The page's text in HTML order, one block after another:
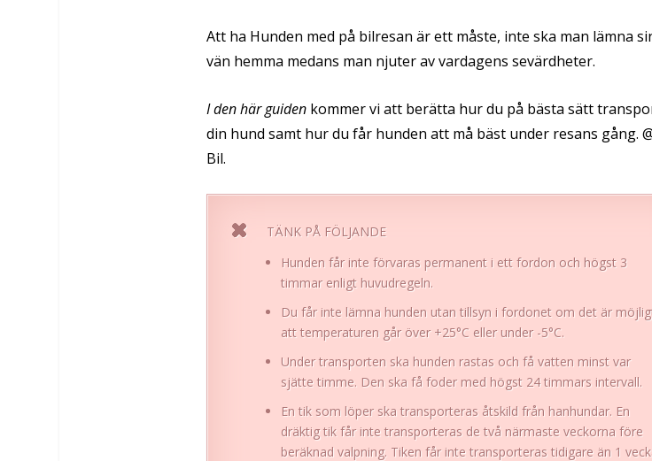
Att ha Hunden med på bilresan är ett måste, inte ska man lämna
vän hemma medans man njuter av vardagens sevärdheter.
I den här guidenkommer vi att berätta hur du på bästa sätt
din hund samt hur du får hunden att må bäst under resans gång.
Bil.
TÄNK PÅ FÖLJANDE
Hunden får inte förvaras permanent i ett fordon och högst 3
timmar enligt huvudregeln.
Du får inte lämna hunden utan tillsyn i fordonet om det är
att temperaturen går över +25°C eller under -5°C.
Under transporten ska hunden rastas och få vatten minst var
sjätte timme. Den ska få foder med högst 24 timmars intervall.
En tik som löper ska transporteras åtskild från hanhundar. En
dräktig tik får inte transporteras de två närmaste veckorna före
beräknad valpning. Tiken får inte transporteras tidigare än 1